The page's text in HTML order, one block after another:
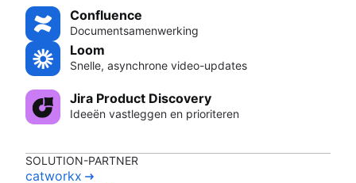
Confluence
Documentsamenwerking
Loom
Snelle, asynchrone video-updates
Jira Product Discovery
Ideeën vastleggen en prioriteren
SOLUTION-PARTNER
catworkx